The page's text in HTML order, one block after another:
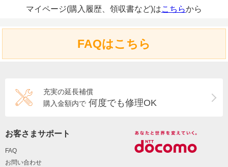
マイページ(購入履歴、領収書など)はこちらから
FAQはこちら
充実の延長補償
購入金額内で 何度でも修理OK
お客さまサポート
FAQ
お問い合わせ